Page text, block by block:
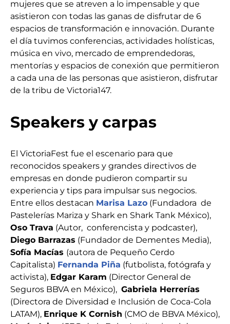
mujeres que se atreven a lo impensable y que
asistieron con todas las ganas de disfrutar de 6
espacios de transformación e innovación. Durante
el día tuvimos conferencias, actividades holísticas,
música en vivo, mercado de emprendedoras,
mentorías y espacios de conexión que permitieron
a cada una de las personas que asistieron, disfrutar
de la tribu de Victoria147.
Speakers y carpas
El VictoriaFest fue el escenario para que
reconocidos speakers y grandes directivos de
empresas en donde pudieron compartir su
experiencia y tips para impulsar sus negocios.
Entre ellos destacan Marisa Lazo (Fundadora de
Pastelerías Mariza y Shark en Shark Tank México),
Oso Trava (Autor, conferencista y podcaster),
Diego Barrazas (Fundador de Dementes Media),
Sofía Macías (autora de Pequeño Cerdo
Capitalista) Fernanda Piña (futbolista, fotógrafa y
activista), Edgar Karam (Director General de
Seguros BBVA en México), Gabriela Herrerías
(Directora de Diversidad e Inclusión de Coca-Cola
LATAM), Enrique K Cornish (CMO de BBVA México),